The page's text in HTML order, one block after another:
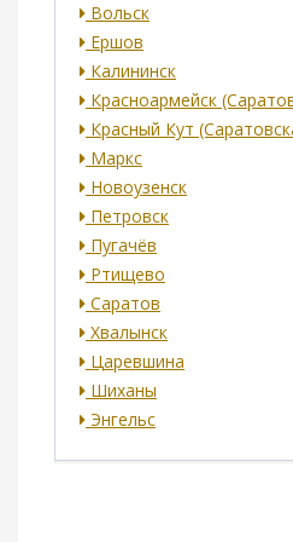
Вольск
Ершов
Калининск
Красноармейск
Красный Кут
Маркс
Новоузенск
Петровск
Пугачёв
Ртищево
Саратов
Хвалынск
Царевшина
Шиханы
Энгельс